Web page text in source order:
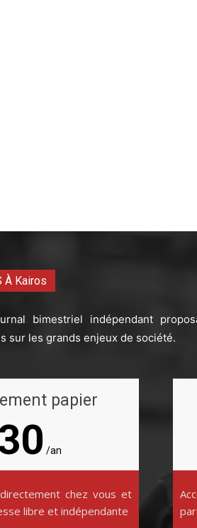
À Kairos
bimestriel indépendant
sur les grands enjeux de société.
papier
/an
chez vous et
libre et indépendante